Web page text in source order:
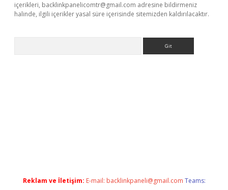
içerikleri, backlinkpanelicomtr@gmail.com adresine bildirmeniz
halinde, ilgili içerikler yasal süre içerisinde sitemizden kaldırılacaktır.
Reklam ve İletişim: E-mail: backlinkpaneli@gmail.com Teams: